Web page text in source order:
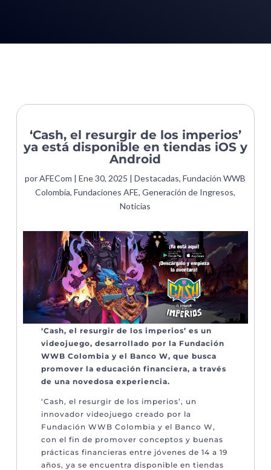
‘Cash, el resurgir de los imperios’
ya está disponible en tiendas iOS y
Android
porAFECom |Ene 30, 2025 |Destacadas,Fundación WWB
Colombia,Fundaciones AFE,Generación de Ingresos,
Noticias
‘Cash, el resurgir de los imperios’ es un
videojuego, desarrollado por la Fundación
WWB Colombia y el Banco W, que busca
promover la educación financiera, a través
de una novedosa experiencia.
‘Cash, el resurgir de los imperios’, un
innovador videojuego creado por la
Fundación WWB Colombia y el Banco W,
con el fin de promover conceptos y buenas
prácticas financieras entre jóvenes de 14 a 19
años, ya se encuentra disponible en tiendas